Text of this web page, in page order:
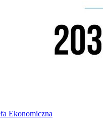
Ekonomiczna